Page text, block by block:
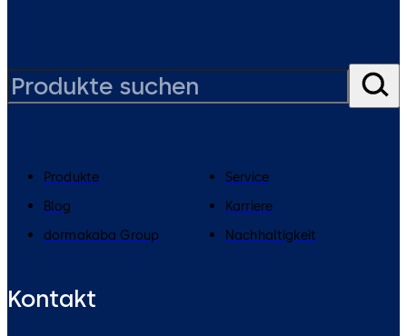
Produkte
Service
Blog
Karriere
dormakaba Group
Nachhaltigkeit
Kontakt